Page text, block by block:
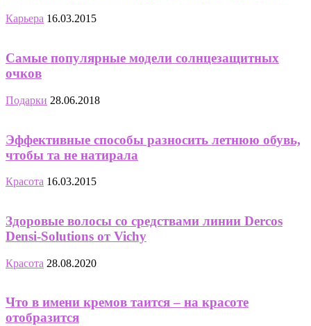
Карьера 16.03.2015
Самые популярные модели солнцезащитных
очков
Подарки 28.06.2018
Эффективные способы разносить летнюю обувь,
чтобы та не натирала
Красота 16.03.2015
Здоровые волосы со средствами линии Dercos
Densi-Solutions от Vichy
Красота 28.08.2020
Что в имени кремов таится – на красоте
отобразится